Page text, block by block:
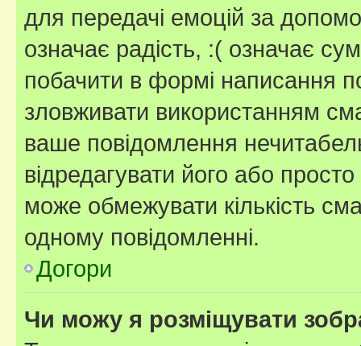
для передачі емоцій за
означає радість, :( означає
побачити в формі написання
зловживати використанням
ваше повідомлення
відредагувати його або
може обмежувати кількість
одному повідомленні.
Догори
Чи можу я розміщувати